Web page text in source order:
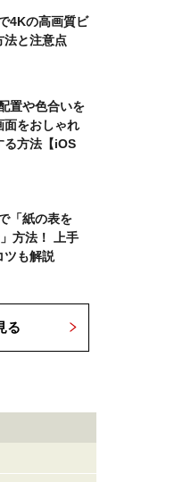
4Kの高画質ビ
法と注意点
置や色合いを
面をおしゃれ
る方法【iOS
「紙の表を
方法！ 上手
ツも解説
る